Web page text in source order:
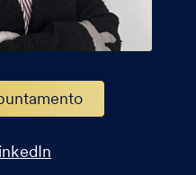
Contatti